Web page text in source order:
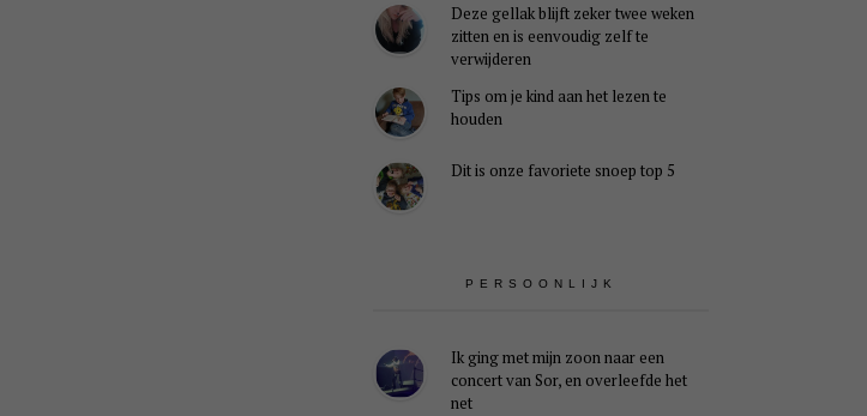
Deze gellak blijft zeker twee weken
zitten en is eenvoudig zelf te
verwijderen
Tips om je kind aan het lezen te
houden
Dit is onze favoriete snoep top 5
PERSOONLIJK
Ik ging met mijn zoon naar een
concert van Sor, en overleefde het
net